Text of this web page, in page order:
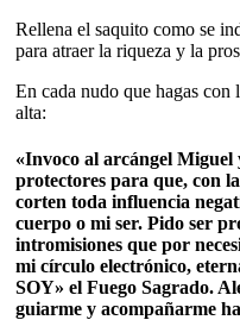
Rellena el saquito como se
para atraer la riqueza y la
En cada nudo que hagas con
alta:
«Invoco al arcángel Miguel
protectores para que, con
corten toda influencia
cuerpo o mi ser. Pido ser
intromisiones que por
mi círculo electrónico,
SOY» el Fuego Sagrado.
guiarme y acompañarme